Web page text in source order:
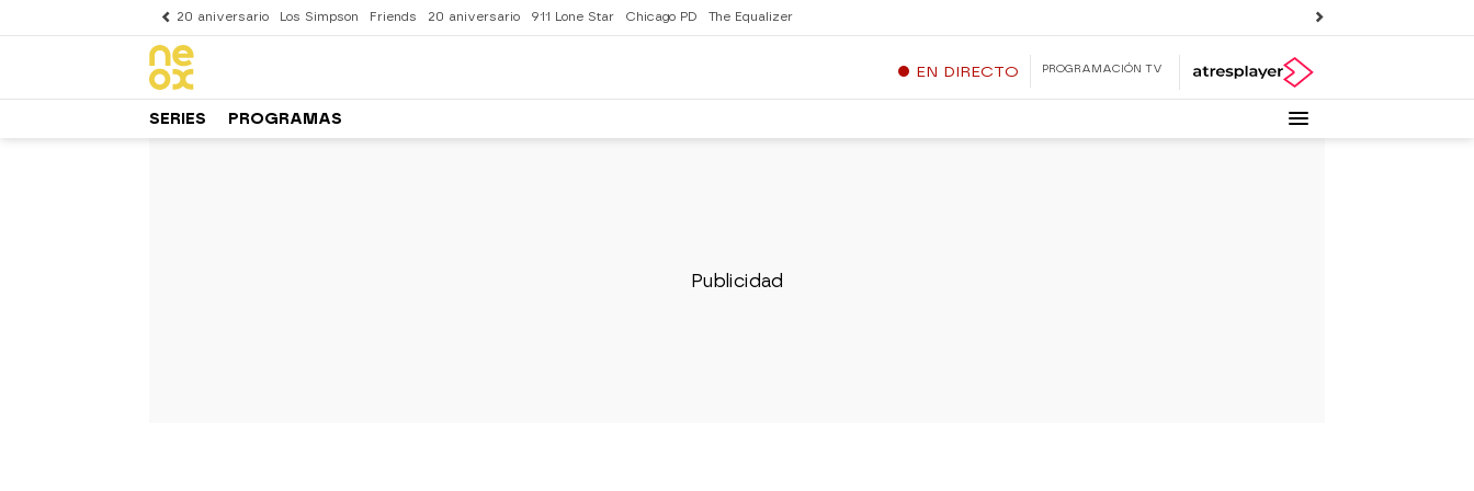
20 aniversario Los Simpson Friends 20 aniversario 911 Lone Star Chicago PD The Equalizer
EN DIRECTO PROGRAMACIÓN TV
SERIES PROGRAMAS